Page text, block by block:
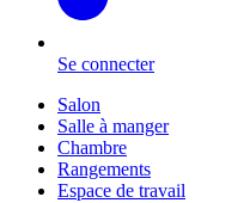
Se connecter
Salon
Salle à manger
Chambre
Rangements
Espace de travail